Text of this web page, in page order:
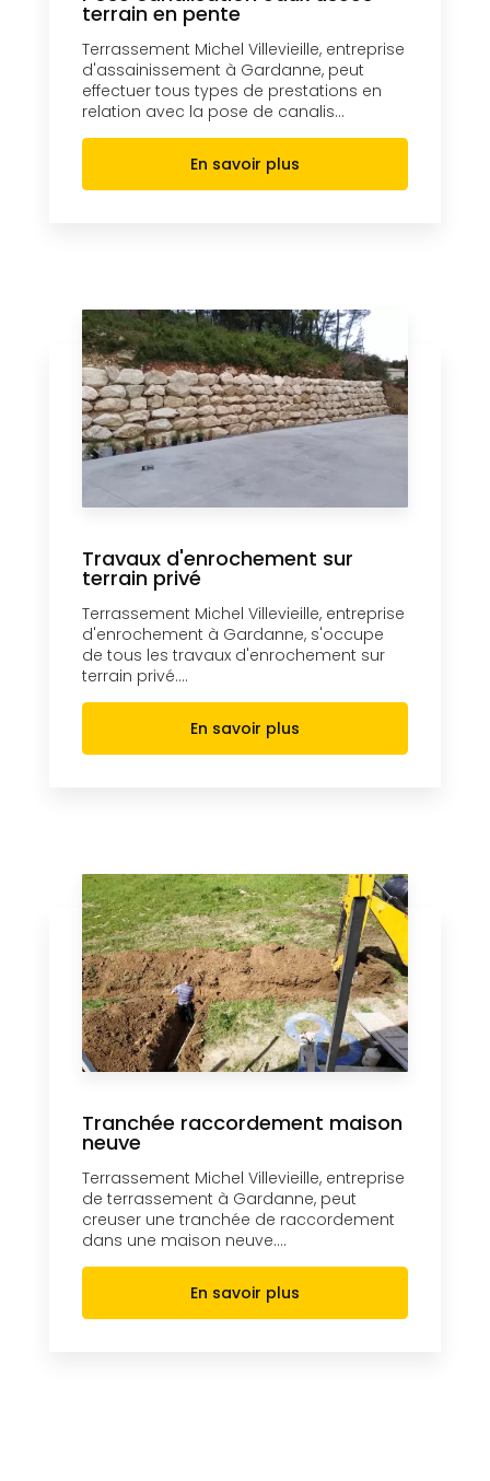
terrain en pente
Terrassement Michel Villevieille, entreprise
d'assainissement à Gardanne, peut
effectuer tous types de prestations en
relation avec la pose de canalis...
En savoir plus
Travaux d'enrochement sur
terrain privé
Terrassement Michel Villevieille, entreprise
d'enrochement à Gardanne, s'occupe
de tous les travaux d'enrochement sur
terrain privé....
En savoir plus
Tranchée raccordement maison
neuve
Terrassement Michel Villevieille, entreprise
de terrassement à Gardanne, peut
creuser une tranchée de raccordement
dans une maison neuve....
En savoir plus